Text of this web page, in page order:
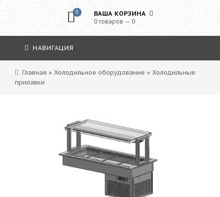
0 ВАША КОРЗИНА
0 товаров — 0
НАВИГАЦИЯ
Главная » Холодильное оборудование » Холодильные
прилавки